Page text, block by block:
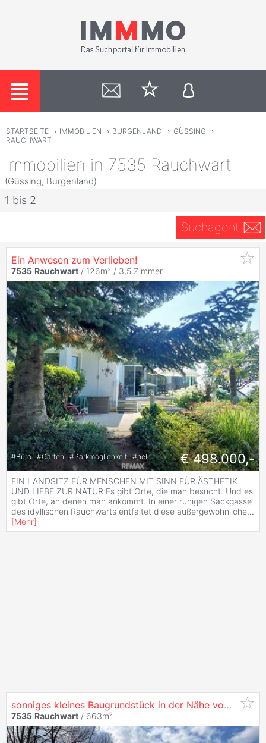
STARTSEITE › IMMOBILIEN › BURGENLAND › GÜSSING
›
RAUCHWART
Immobilien in 7535 Rauchwart
(Güssing, Burgenland)
1 bis 2
Suchagent
Ein Anwesen zum Verlieben!
7535 Rauchwart / 126m² / 3,5 Zimmer
#Büro #Garten #Parkmöglichkeit #hell € 498.000,-
EIN LANDSITZ FÜR MENSCHEN MIT SINN FÜR ÄSTHETIK
UND LIEBE ZUR NATUR Es gibt Orte, die man besucht. Und es
gibt Orte, an denen man ankommt. In einer ruhigen Sackgasse
des idyllischen Rauchwarts entfaltet diese außergewöhnliche...
[Mehr]
sonniges kleines Baugrundstück in der Nähe vom Badesee
7535 Rauchwart / 663m²